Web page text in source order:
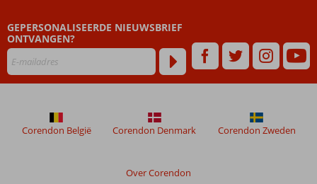
dan
48
niet
weergegeven
om
GEPERSONALISEERDE NIEUWSBRIEF
ONTVANGEN?
Over Corendon
Corendon België Corendon Denmark Corendon Zweden